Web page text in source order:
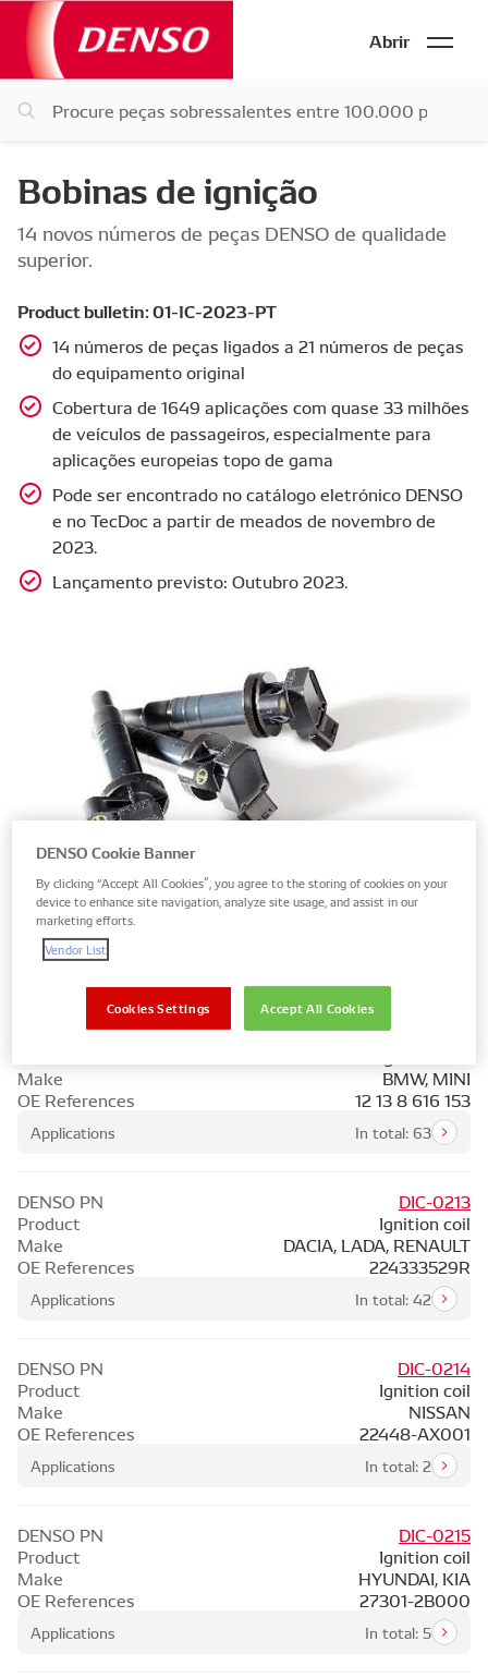
Abrir
Bobinas de ignição
14 novos números de peças DENSO de qualidade
superior.
Product bulletin: 01-IC-2023-PT
14 números de peças ligados a 21 números de peças
do equipamento original
Cobertura de 1649 aplicações com quase 33 milhões
de veículos de passageiros, especialmente para
aplicações europeias topo de gama
Pode ser encontrado no catálogo eletrónico DENSO
e no TecDoc a partir de meados de novembro de
2023.
Lançamento previsto: Outubro 2023.
Atualizações de intervalo
DENSO PN
Make
BMW, MINI
Applications In total: 63
OE References 12 13 8 616 153
DENSO PN
DIC-0213
Product
Ignition coil
Make
DACIA, LADA, RENAULT
Applications In total: 42
OE References 224333529R
DENSO PN
DIC-0214
Product
Ignition coil
Make
NISSAN
Applications In total: 2
OE References 22448-AX001
DENSO PN
DIC-0215
Product
Ignition coil
Make
HYUNDAI, KIA
Applications In total: 5
OE References 27301-2B000
DENSO Cookie Banner
By clicking “Accept All Cookies”, you agree to the storing of cookies on your
device to enhance site navigation, analyze site usage, and assist in our
marketing efforts.
Vendor List
Accept All Cookies
Cookies Settings